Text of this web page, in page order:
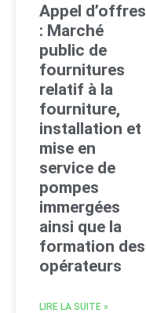
Appel d’offres
: Marché
public de
fournitures
relatif à la
fourniture,
installation et
mise en
service de
pompes
immergées
ainsi que la
formation des
opérateurs
LIRE LA SUITE »